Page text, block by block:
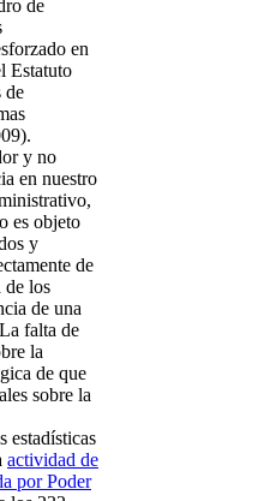
de
en
Estatuto
de
y no
en nuestro
es objeto
y
de
de los
de una
falta de
la
de que
sobre la
estadísticas
actividad de
por Poder